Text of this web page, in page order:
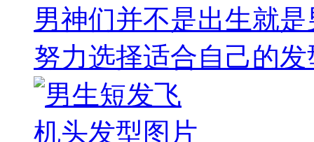
男神们并不是出生就
努力选择适合自己的